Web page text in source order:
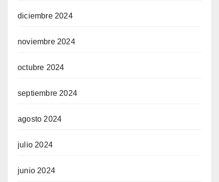
diciembre 2024
noviembre 2024
octubre 2024
septiembre 2024
agosto 2024
julio 2024
junio 2024